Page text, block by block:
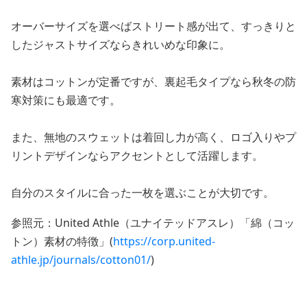
オーバーサイズを選べばストリート感が出て、すっきりと
したジャストサイズならきれいめな印象に。
素材はコットンが定番ですが、裏起毛タイプなら秋冬の防
寒対策にも最適です。
また、無地のスウェットは着回し力が高く、ロゴ入りやプ
リントデザインならアクセントとして活躍します。
自分のスタイルに合った一枚を選ぶことが大切です。
参照元：United Athle（ユナイテッドアスレ）「綿（コッ
トン）素材の特徴」(https://corp.united-
athle.jp/journals/cotton01/)